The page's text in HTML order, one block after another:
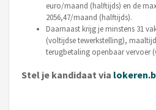
euro/maand (halftijds) en de
2056,47/maand (halftijds).
Daarnaast krijg je minstens 31
(voltijdse tewerkstelling),
terugbetaling openbaar vervoer
Stel je kandidaat via